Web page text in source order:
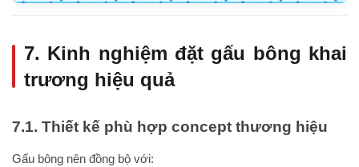
7. Kinh nghiệm đặt gấu bông khai
trương hiệu quả
7.1. Thiết kế phù hợp concept thương hiệu
Gấu bông nên đồng bộ với: